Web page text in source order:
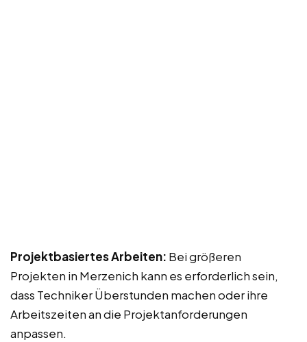
Projektbasiertes Arbeiten: Bei größeren
Projekten in Merzenich kann es erforderlich sein,
dass Techniker Überstunden machen oder ihre
Arbeitszeiten an die Projektanforderungen
anpassen.